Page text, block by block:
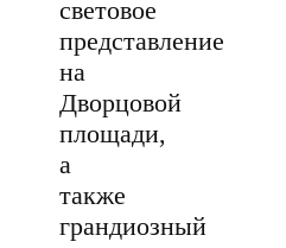
световое
представление
на
Дворцовой
площади,
а
также
грандиозный